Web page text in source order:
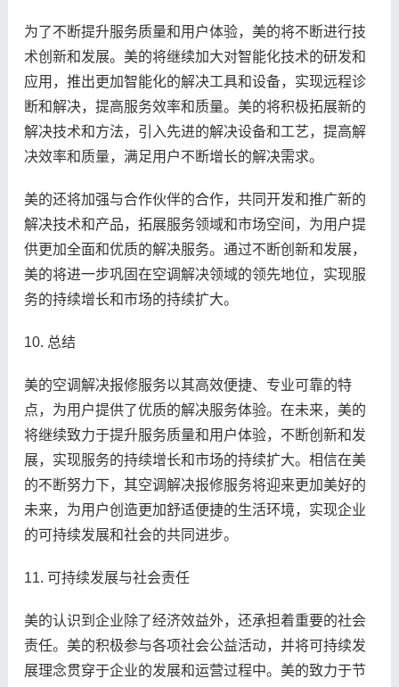
为了不断提升服务质量和用户体验，美的将不断进行技
术创新和发展。美的将继续加大对智能化技术的研发和
应用，推出更加智能化的解决工具和设备，实现远程诊
断和解决，提高服务效率和质量。美的将积极拓展新的
解决技术和方法，引入先进的解决设备和工艺，提高解
决效率和质量，满足用户不断增长的解决需求。
美的还将加强与合作伙伴的合作，共同开发和推广新的
解决技术和产品，拓展服务领域和市场空间，为用户提
供更加全面和优质的解决服务。通过不断创新和发展，
美的将进一步巩固在空调解决领域的领先地位，实现服
务的持续增长和市场的持续扩大。
10. 总结
美的空调解决报修服务以其高效便捷、专业可靠的特
点，为用户提供了优质的解决服务体验。在未来，美的
将继续致力于提升服务质量和用户体验，不断创新和发
展，实现服务的持续增长和市场的持续扩大。相信在美
的不断努力下，其空调解决报修服务将迎来更加美好的
未来，为用户创造更加舒适便捷的生活环境，实现企业
的可持续发展和社会的共同进步。
11. 可持续发展与社会责任
美的认识到企业除了经济效益外，还承担着重要的社会
责任。美的积极参与各项社会公益活动，并将可持续发
展理念贯穿于企业的发展和运营过程中。美的致力于节